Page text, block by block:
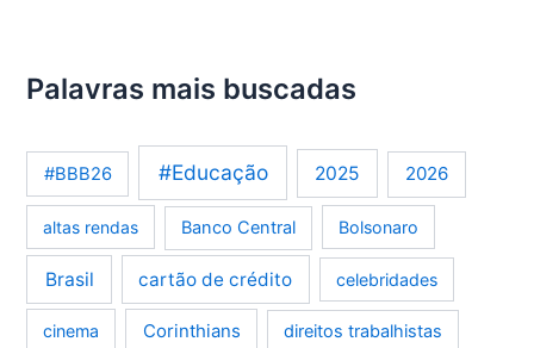
Palavras mais buscadas
#BBB26 #Educação 2025 2026
altas rendas Banco Central Bolsonaro
Brasil cartão de crédito celebridades
cinema Corinthians direitos trabalhistas